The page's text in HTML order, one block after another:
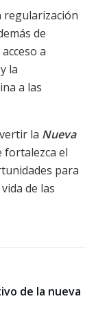
regularización
de
a
la
a las
la Nueva
fortalezca el
para
de las
de la nueva